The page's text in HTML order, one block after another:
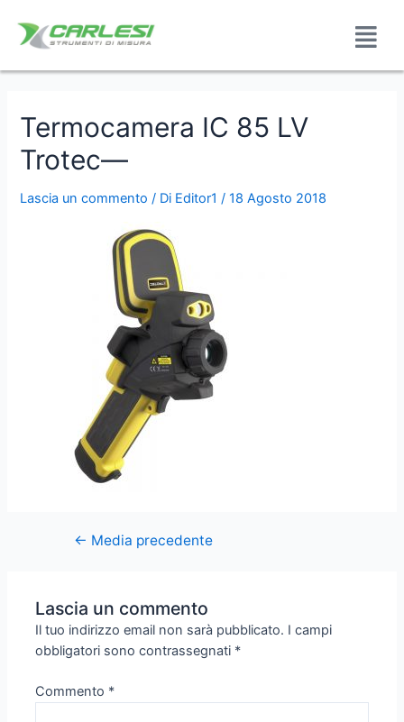
Termocamera IC 85 LV
Trotec—
Lascia un commento / Di Editor1 /18 Agosto 2018
← Media precedente
Lascia un commento
Il tuo indirizzo email non sarà pubblicato. I campi
obbligatori sono contrassegnati *
Commento *